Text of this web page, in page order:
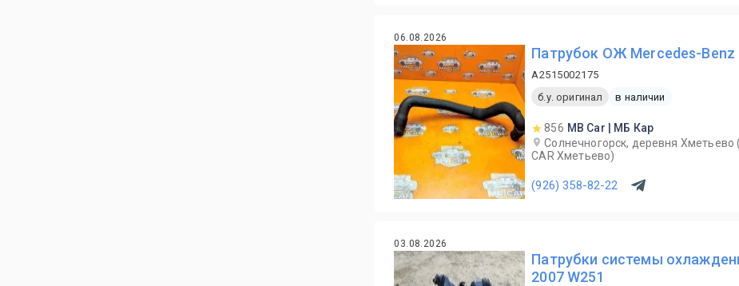
06.08.2026
Патрубок ОЖ Mercedes-Benz
A2515002175
б.у. оригинал
в наличии
856 MB Car | МБ Кар
Солнечногорск, деревня Хметьево
CAR Хметьево)
(926) 358-82-22
03.08.2026
Патрубки системы
2007 W251